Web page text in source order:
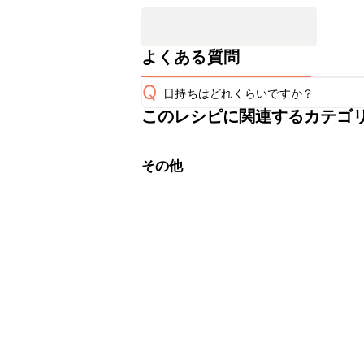
よくある質問
Q 日持ちはどれくらいですか？
保存期間は冷蔵で当日中が目安です
※日持ちは目安です。
このレシピに関連するカテゴ
その他